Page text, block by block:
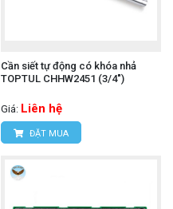
Cần siết tự động có khóa nhả
TOPTUL CHHW2451 (3/4")
Giá: Liên hệ
ĐẶT MUA